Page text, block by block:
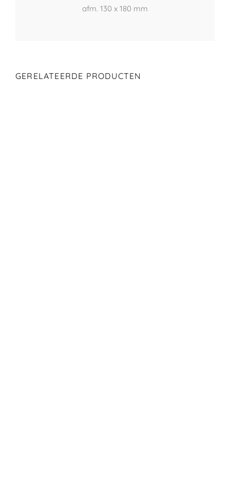
afm. 130 x 180 mm
GERELATEERDE PRODUCTEN